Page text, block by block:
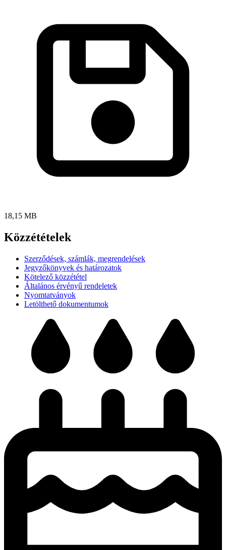
18,15 MB
Közzétételek
Szerződések, számlák, megrendelések
Jegyzőkönyvek és határozatok
Kötelező közzététel
Általános érvényű rendeletek
Nyomtatványok
Letölthető dokumentumok